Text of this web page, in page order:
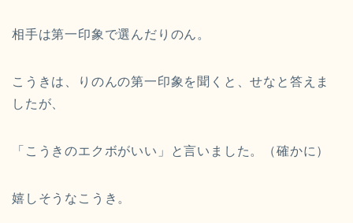
相手は第一印象で選んだりのん。
こうきは、りのんの第一印象を聞くと、せなと答えま
したが、
「こうきのエクボがいい」と言いました。（確かに）
嬉しそうなこうき。